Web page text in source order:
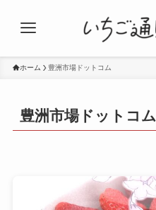
ホーム 豊洲市場ドットコム
豊洲市場ドットコム